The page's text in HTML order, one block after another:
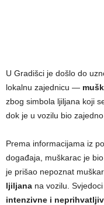
U Gradišci je došlo do
lokalnu zajednicu —
zbog simbola ljiljana koji
dok je u vozilu bio
Prema informacijama iz
događaja, muškarac je
je prišao nepoznat
ljiljana na vozilu.
intenzivne i